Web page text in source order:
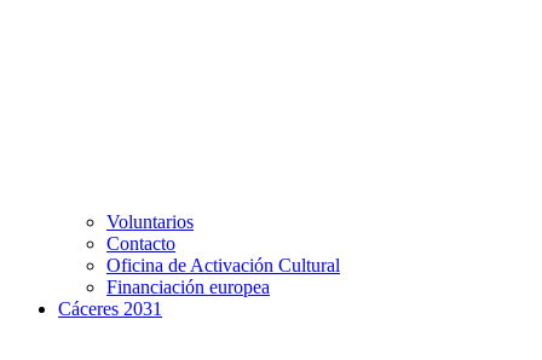
Voluntarios
Contacto
Oficina de Activación Cultural
Financiación europea
Cáceres 2031